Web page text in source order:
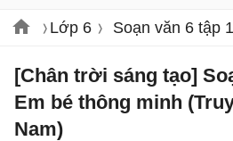
Lớp 6 Soạn văn 6 tập
[Chân trời sáng tạo]
Em bé thông minh
Nam)